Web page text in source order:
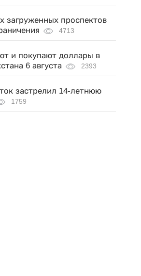
загруженных проспектов
4713
и покупают доллары в
6 августа
2393
застрелил 14-летнюю
1759